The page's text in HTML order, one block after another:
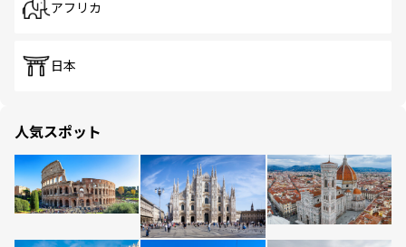
アフリカ
日本
人気スポット